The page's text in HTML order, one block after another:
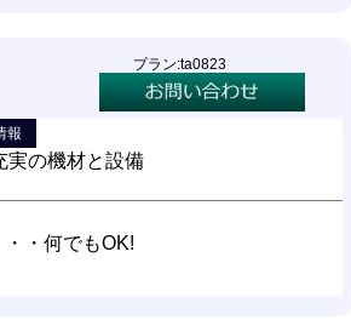
プラン:ta0823
報
実の機材と設備
・何でもOK!